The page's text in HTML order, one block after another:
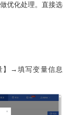
优化处理。直接选
→填写变量信息